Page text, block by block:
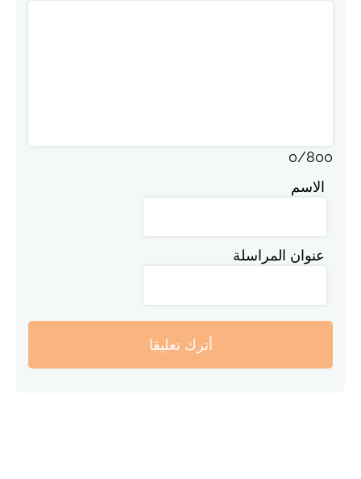
0/800
الاسم
عنوان المراسلة
أترك تعليقا